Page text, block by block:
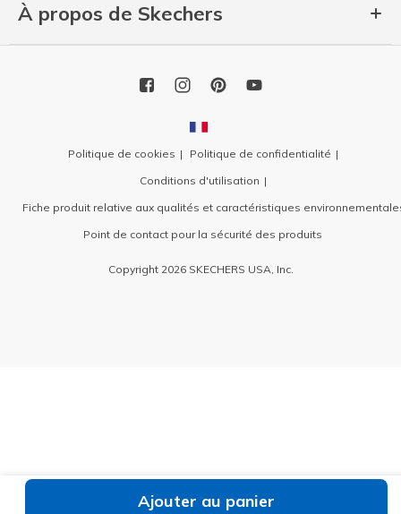
Ajouter au panier
À propos de Skechers
Politique de cookies
Politique de confidentialité
Conditions d'utilisation
Fiche produit relative aux qualités et caractéristiques
Point de contact pour la sécurité des produits
Copyright 2026 SKECHERS USA, Inc.